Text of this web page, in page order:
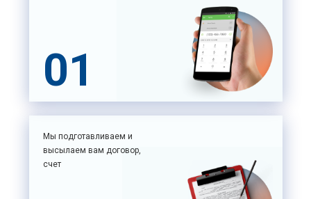
01
Мы подготавливаем и
высылаем вам договор,
счет